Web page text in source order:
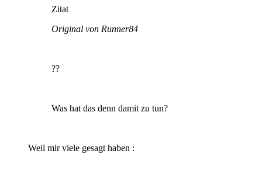
Zitat
Original von Runner84
??
Was hat das denn damit zu tun?
Weil mir viele gesagt haben :